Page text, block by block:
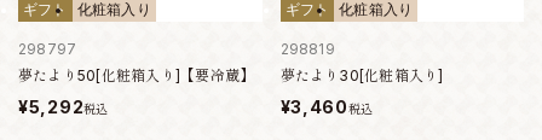
ギフト 化粧箱入り
298797
夢たより50[化粧箱入り]【要冷蔵】
¥5,292税込
ギフト 化粧箱入り
298819
夢たより30[化粧箱入り]
¥3,460税込